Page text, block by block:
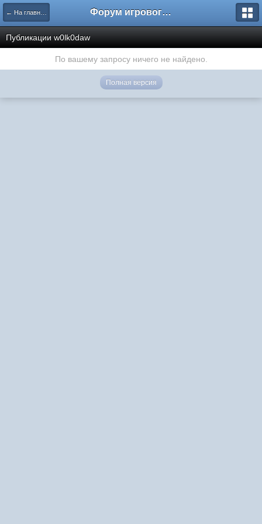
← На главную Форум игрового проекта Riverrise
Публикации w0lk0daw
По вашему запросу ничего не найдено.
Полная версия